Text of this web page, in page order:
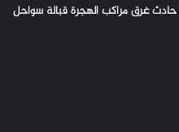
غرق مراكب الهجرة قبالة سواحل